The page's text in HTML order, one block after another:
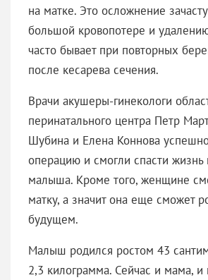
на матке. Это осложнение
большой кровопотере и
часто бывает при повторных
после кесарева сечения.
Врачи акушеры-гинекологи
перинатального центра Петр
Шубина и Елена Коннова
операцию и смогли спасти жизнь
малыша. Кроме того, женщине
матку, а значит она еще сможет
будущем.
Малыш родился ростом 43
2,3 килограмма. Сейчас и мама,